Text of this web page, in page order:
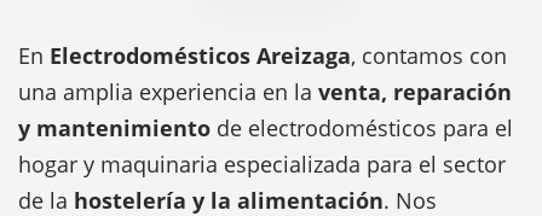
En Electrodomésticos Areizaga, contamos con
una amplia experiencia en la venta, reparación
y mantenimiento de electrodomésticos para el
hogar y maquinaria especializada para el sector
de la hostelería y la alimentación. Nos